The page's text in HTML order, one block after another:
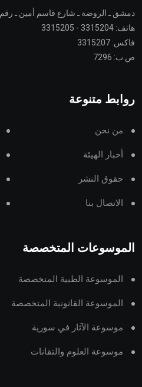
دمشق ـ الروضة ـ شارع قاسم أمين ـ رقم 39
هاتف: 3315204 - 3315205
فاكس: 3315207
ص.ب: 7296
روابط متنوعة
من نحن
أخبار الهيئة
حقوق النشر
الاتصال بنا
الموسوعات المتخصصة
الموسوعة الطبية المتخصصة
الموسوعة القانونية المتخصصة
موسوعة الآثار في سورية
موسوعة العلوم والتقانات